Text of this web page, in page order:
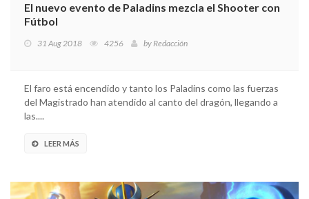
El nuevo evento de Paladins mezcla el Shooter con
Fútbol
31 Aug 2018 4256 byRedacción
El faro está encendido y tanto los Paladins como las fuerzas
del Magistrado han atendido al canto del dragón, llegando a
las....
LEER MÁS